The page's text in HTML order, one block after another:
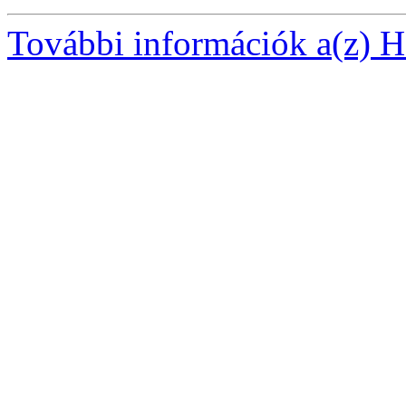
További információk a(z)